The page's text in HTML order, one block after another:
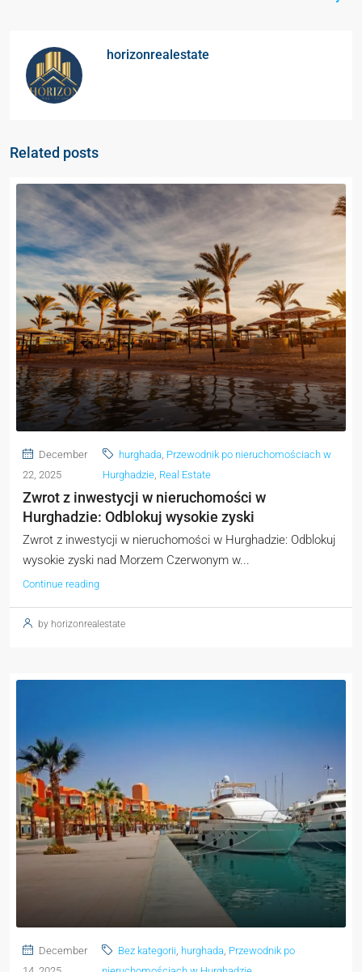
horizonrealestate
Related posts
December
22, 2025
hurghada Przewodnik po nieruchomościach w
Hurghadzie Real Estate
Zwrot z inwestycji w nieruchomości w
Hurghadzie: Odblokuj wysokie zyski
Zwrot z inwestycji w nieruchomości w Hurghadzie: Odblokuj
wysokie zyski nad Morzem Czerwonym w...
Continue reading
by horizonrealestate
December
Bez kategorii hurghada Przewodnik po